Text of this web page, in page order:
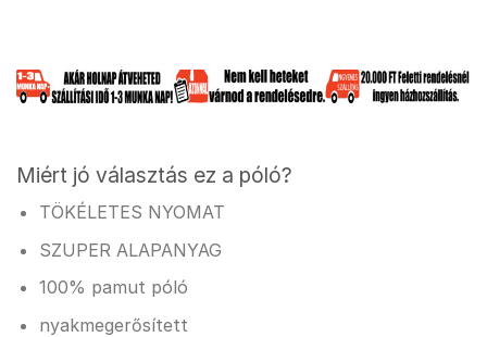
Miért jó választás ez a póló?
TÖKÉLETES NYOMAT
SZUPER ALAPANYAG
100% pamut póló
nyakmegerősített